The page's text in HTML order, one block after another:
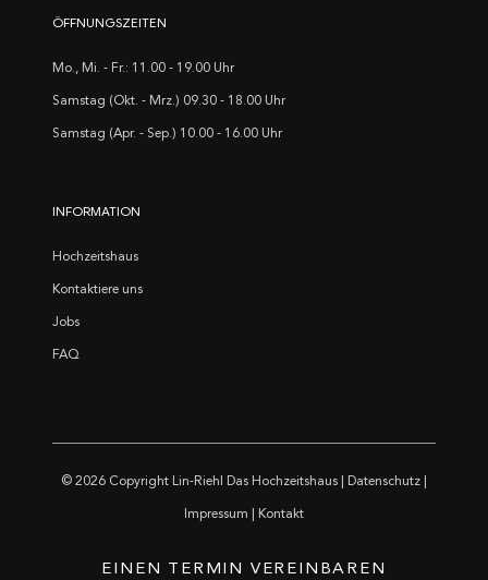
ÖFFNUNGSZEITEN
Mo., Mi. - Fr.: 11.00 - 19.00 Uhr
Samstag (Okt. - Mrz.) 09.30 - 18.00 Uhr
Samstag (Apr. - Sep.) 10.00 - 16.00 Uhr
INFORMATION
Hochzeitshaus
Kontaktiere uns
Jobs
FAQ
© 2026 Copyright Lin-Riehl Das Hochzeitshaus Datenschutz
Impressum Kontakt
EINEN TERMIN VEREINBAREN